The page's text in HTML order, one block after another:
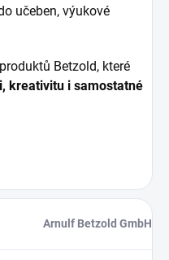
učeben, výukové
Betzold, které
kreativitu i samostatné
Arnulf Betzold GmbH